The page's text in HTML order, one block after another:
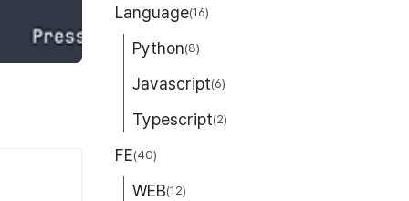
Language(16)
Python(8)
Javascript(6)
Typescript(2)
FE(40)
WEB(12)